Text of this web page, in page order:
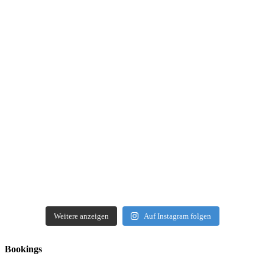
Weitere anzeigen Auf Instagram folgen
Bookings